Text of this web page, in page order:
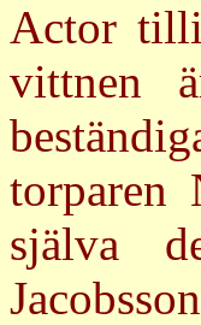
Actor
vittnen
torparen
själva